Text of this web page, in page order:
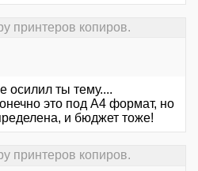
принтеров копиров.
осилил ты тему....
это под А4 формат, но
и бюджет тоже!
принтеров копиров.